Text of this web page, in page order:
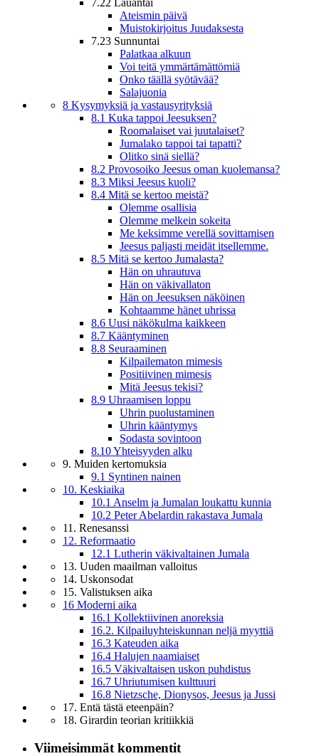
7.22 Lauantai
Ateismin päivä
Muistokirjoitus Juudaksesta
7.23 Sunnuntai
Palatkaa alkuun
Voi teitä ymmärtämättömiä
Onko täällä syötävää?
Salajuonia
8 Kysymyksiä ja vastausyrityksiä
8.1 Kuka tappoi Jeesuksen?
Roomalaiset vai juutalaiset?
Jumalako tappoi tai tapatti?
Olitko sinä siellä?
8.2 Provosoiko Jeesus oman kuolemansa?
8.3 Miksi Jeesus kuoli?
8.4 Mitä se kertoo meistä?
Olemme osallisia
Olemme melkein sokeita
Me keksimme verellä sovittamisen
Jeesus paljasti meidät itsellemme.
8.5 Mitä se kertoo Jumalasta?
Hän on uhrautuva
Hän on väkivallaton
Hän on Jeesuksen näköinen
Kohtaamme hänet uhrissa
8.6 Uusi näkökulma kaikkeen
8.7 Kääntyminen
8.8 Seuraaminen
Kilpailematon mimesis
Positiivinen mimesis
Mitä Jeesus tekisi?
8.9 Uhraamisen loppu
Uhrin puolustaminen
Uhrin kääntymys
Sodasta sovintoon
8.10 Yhteisyyden alku
9. Muiden kertomuksia
9.1 Syntinen nainen
10. Keskiaika
10.1 Anselm ja Jumalan loukattu kunnia
10.2 Peter Abelardin rakastava Jumala
11. Renesanssi
12. Reformaatio
12.1 Lutherin väkivaltainen Jumala
13. Uuden maailman valloitus
14. Uskonsodat
15. Valistuksen aika
16 Moderni aika
16.1 Kollektiivinen anoreksia
16.2. Kilpailuyhteiskunnan neljä myyttiä
16.3 Kateuden aika
16.4 Halujen naamiaiset
16.5 Väkivaltaisen uskon puhdistus
16.7 Uhriutumisen kulttuuri
16.8 Nietzsche, Dionysos, Jeesus ja Jussi
17. Entä tästä eteenpäin?
18. Girardin teorian kritiikkiä
Viimeisimmät kommentit